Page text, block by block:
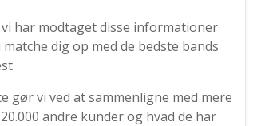
har modtaget disse informationer
matche dig op med de bedste bands
gør vi ved at sammenligne med mere
andre kunder og hvad de har